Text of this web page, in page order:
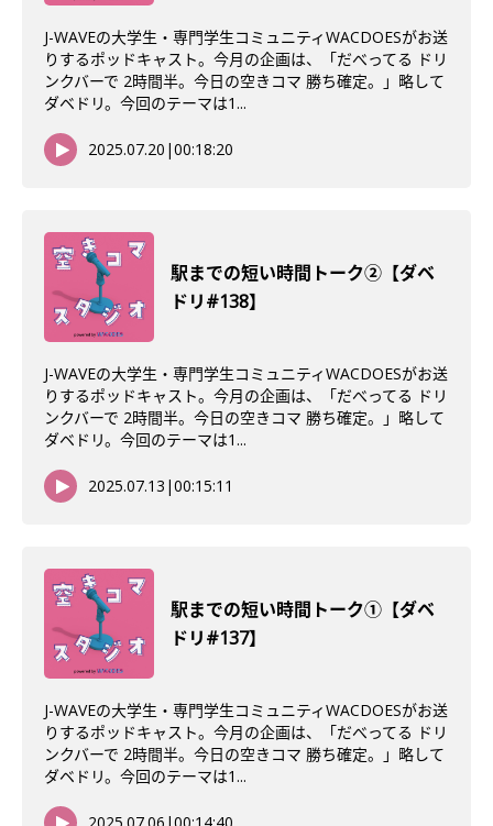
J-WAVEの大学生・専門学生コミュニティWACDOESがお送
りするポッドキャスト。今月の企画は、「だべってる ドリ
ンクバーで 2時間半。今日の空きコマ 勝ち確定。」略して
ダベドリ。今回のテーマは1...
2025.07.20 |00:18:20
駅までの短い時間トーク②【ダベ
ドリ#138】
J-WAVEの大学生・専門学生コミュニティWACDOESがお送
りするポッドキャスト。今月の企画は、「だべってる ドリ
ンクバーで 2時間半。今日の空きコマ 勝ち確定。」略して
ダベドリ。今回のテーマは1...
2025.07.13 |00:15:11
駅までの短い時間トーク①【ダベ
ドリ#137】
J-WAVEの大学生・専門学生コミュニティWACDOESがお送
りするポッドキャスト。今月の企画は、「だべってる ドリ
ンクバーで 2時間半。今日の空きコマ 勝ち確定。」略して
ダベドリ。今回のテーマは1...